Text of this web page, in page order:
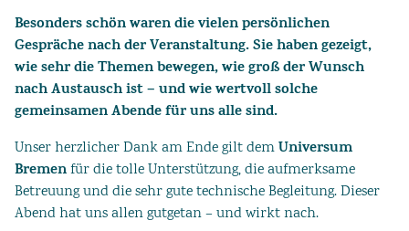
Besonders schön waren die vielen persönlichen
Gespräche nach der Veranstaltung. Sie haben gezeigt,
wie sehr die Themen bewegen, wie groß der Wunsch
nach Austausch ist – und wie wertvoll solche
gemeinsamen Abende für uns alle sind.
Unser herzlicher Dank am Ende gilt demUniversum
Bremenfür die tolle Unterstützung, die aufmerksame
Betreuung und die sehr gute technische Begleitung. Dieser
Abend hat uns allen gutgetan – und wirkt nach.